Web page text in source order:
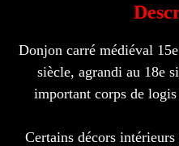
Donjon carré médiéval
siècle, agrandi au 18e
important corps de
Certains décors